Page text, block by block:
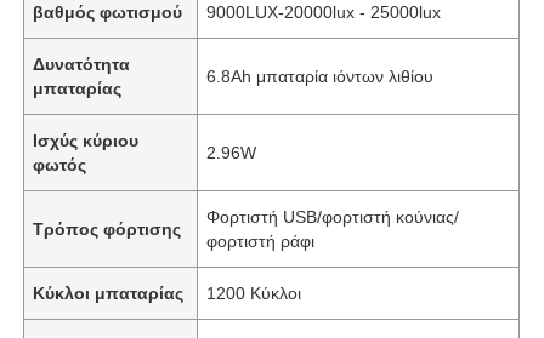
βαθμός φωτισμού 9000LUX-20000lux - 25000lux
Δυνατότητα
μπαταρίας
6.8Ah μπαταρία ιόντων λιθίου
Ισχύς κύριου
φωτός
2.96W
Τρόπος φόρτισης
Φορτιστή USB/φορτιστή κούνιας/
φορτιστή ράφι
Κύκλοι μπαταρίας 1200 Κύκλοι